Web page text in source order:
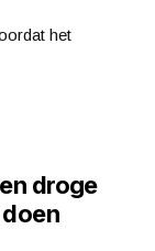
het
droge